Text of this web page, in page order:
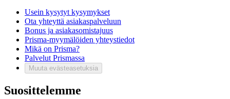
Usein kysytyt kysymykset
Ota yhteyttä asiakaspalveluun
Bonus ja asiakasomistajuus
Prisma-myymälöiden yhteystiedot
Mikä on Prisma?
Palvelut Prismassa
Muuta evästeasetuksia
Suosittelemme